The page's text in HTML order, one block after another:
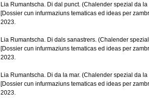
Lia Rumantscha. Di dal punct. (Chalender spezial da
[Dossier cun infurmaziuns tematicas ed ideas per
2023.
Lia Rumantscha. Di dals sanastrers. (Chalender
[Dossier cun infurmaziuns tematicas ed ideas per
2023.
Lia Rumantscha. Di da la mar. (Chalender spezial da
[Dossier cun infurmaziuns tematicas ed ideas per
2023.